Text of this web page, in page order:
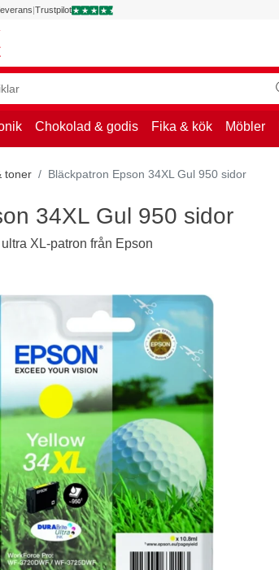
|Trustpilot
Chokolad & godis Fika & kök Möbler
toner Bläckpatron Epson 34XL Gul 950 sidor
34XL Gul 950 sidor
XL-patron från Epson